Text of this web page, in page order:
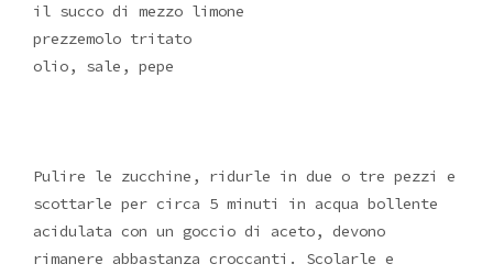
il succo di mezzo limone
prezzemolo tritato
olio, sale, pepe
Pulire le zucchine, ridurle in due o tre pezzi e
scottarle per circa 5 minuti in acqua bollente
acidulata con un goccio di aceto, devono
rimanere abbastanza croccanti. Scolarle e